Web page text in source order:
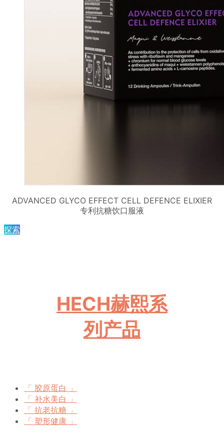
ADVANCED GLYCO EFFECT CELL DEFENCE ELIXIER
专利抗糖饮口服液
探索
HECH赫熙系
列产品
「 胶原蛋白 」
「 补水美白 」
「 抗老抗糖 」
「 塑形健康 」